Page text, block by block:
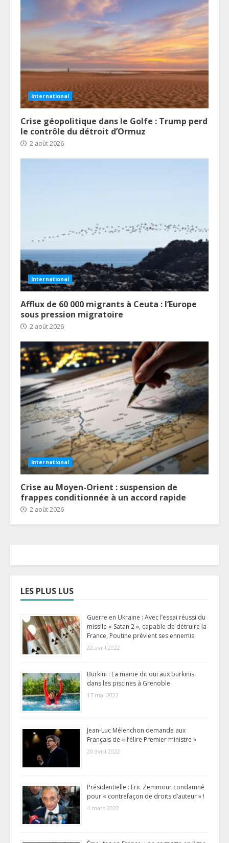
International
Crise géopolitique dans le Golfe : Trump perd
le contrôle du détroit d’Ormuz
2 août 2026
International
Afflux de 60 000 migrants à Ceuta : l’Europe
sous pression migratoire
2 août 2026
International
Crise au Moyen-Orient : suspension de
frappes conditionnée à un accord rapide
2 août 2026
LES PLUS LUS
Guerre en Ukraine : Avec l’essai réussi du
missile « Satan 2 », capable de détruire la
France, Poutine prévient ses ennemis
22 avril 2022
Burkini : La mairie dit oui aux burkinis
dans les piscines à Grenoble
17 mai 2022
Jean-Luc Mélenchon demande aux
Français de « l’élire Premier ministre »
20 avril 2022
Présidentielle : Eric Zemmour condamné
pour « contrefaçon de droits d’auteur » !
4 mars 2022